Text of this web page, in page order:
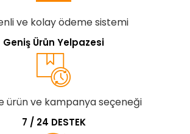
ve kolay ödeme sistemi
Geniş Ürün Yelpazesi
ürün ve kampanya seçeneği
7 / 24 DESTEK